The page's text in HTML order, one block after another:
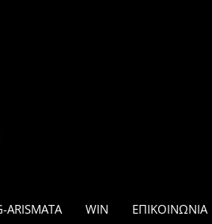
ARISMATA WIN ΕΠΙΚΟΙΝΩΝΊΑ